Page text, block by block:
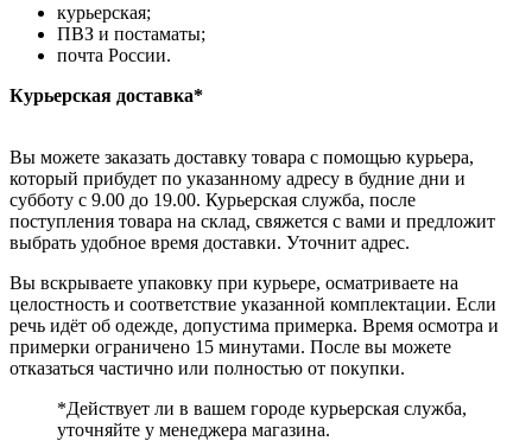
курьерская;
ПВЗ и постаматы;
почта России.
Курьерская доставка*
Вы можете заказать доставку товара с помощью курьера,
который прибудет по указанному адресу в будние дни и
субботу с 9.00 до 19.00. Курьерская служба, после
поступления товара на склад, свяжется с вами и предложит
выбрать удобное время доставки. Уточнит адрес.
Вы вскрываете упаковку при курьере, осматриваете на
целостность и соответствие указанной комплектации. Если
речь идёт об одежде, допустима примерка. Время осмотра и
примерки ограничено 15 минутами. После вы можете
отказаться частично или полностью от покупки.
*Действует ли в вашем городе курьерская служба,
уточняйте у менеджера магазина.